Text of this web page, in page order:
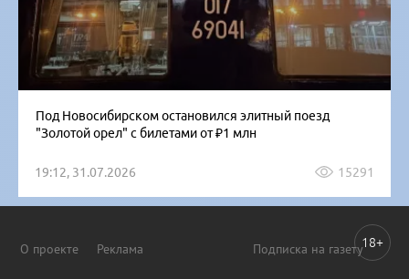
Под Новосибирском остановился элитный поезд
"Золотой орел" с билетами от ₽1 млн
19:12, 31.07.2026 15291
О проекте Реклама Подписка на газету18+